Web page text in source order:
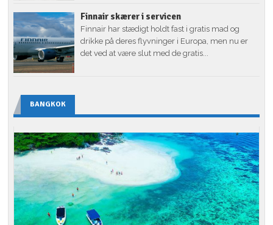
Finnair skærer i servicen
Finnair har stædigt holdt fast i gratis mad og
drikke på deres flyvninger i Europa, men nu er
det ved at være slut med de gratis...
BANGKOK